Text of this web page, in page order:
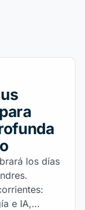
los días
e IA,